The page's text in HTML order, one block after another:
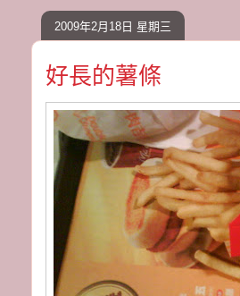
2009年2月18日 星期三
好長的薯條